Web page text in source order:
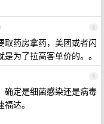
8
取药房拿药，美团或者闪
为了拉高客单价的。。
9
确定是细菌感染还是病毒
达。